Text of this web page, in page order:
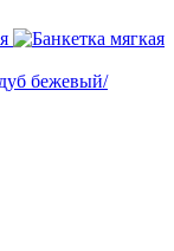
бежевый/